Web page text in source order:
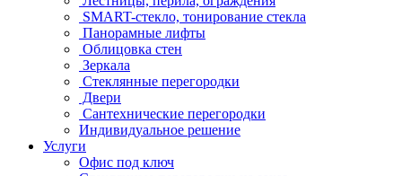
SMART-стекло, тонирование стекла
Панорамные лифты
Облицовка стен
Зеркала
Стеклянные перегородки
Двери
Сантехнические перегородки
Индивидуальное решение
Услуги
Офис под ключ